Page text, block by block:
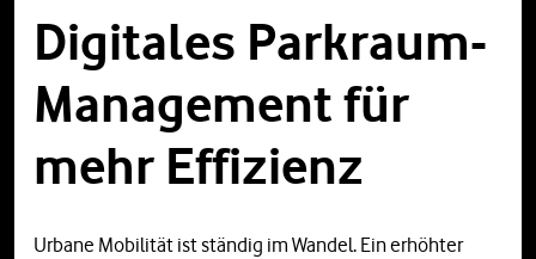
Digitales Parkraum-
Management für
mehr Effizienz
Urbane Mobilität ist ständig im Wandel. Ein erhöhter